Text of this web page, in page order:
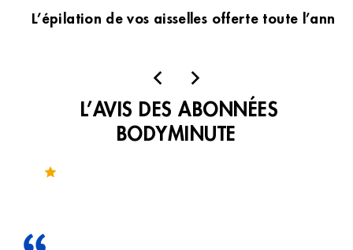
L’épilation de vos aisselles offerte toute
L’AVIS DES ABONNÉES
BODYMINUTE